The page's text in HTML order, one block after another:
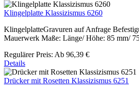
Klingelplatte Klassizismus 6260
KlingelplatteGravuren auf Anfrage
Mauerwerk Maße: Länge/ Höhe: 85 mm/
Regulärer Preis: Ab 96,39 €
Details
Drücker mit Rosetten Klassizismus 6251